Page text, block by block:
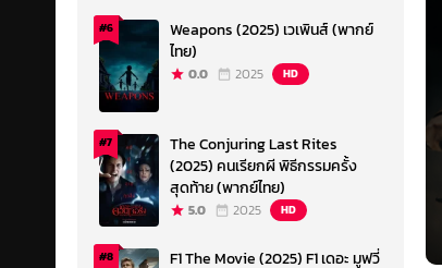
#6
Weapons (2025) เวเพินส์ (พากย์
ไทย)
0.0 2025 HD
#7
The Conjuring Last Rites
(2025) คนเรียกผี พิธีกรรมครั้ง
สุดท้าย (พากย์ไทย)
5.0 2025 HD
#8
F1 The Movie (2025) F1 เดอะ มูฟวี่